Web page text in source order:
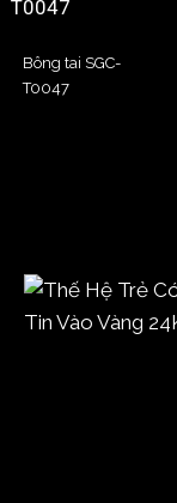
Bông tai SGC-
T0047